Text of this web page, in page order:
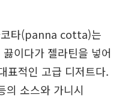
코타(panna cotta)는
이다가 젤라틴을 넣어
표적인 고급 디저트다.
의 소스와 가니시